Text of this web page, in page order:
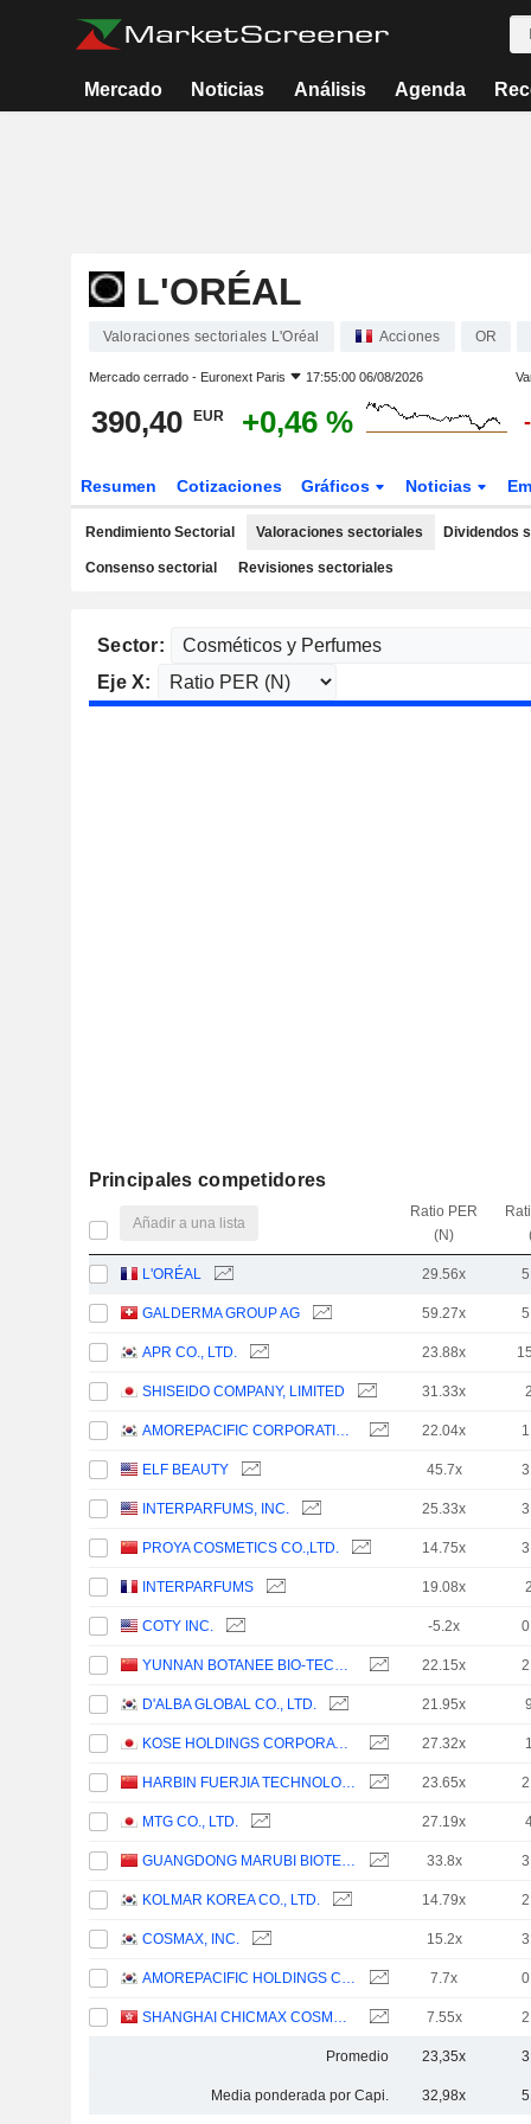
Mercado Noticias Análisis Agenda
L'ORÉAL
Valoraciones sectoriales L'Oréal Acciones OR
Mercado cerrado - Euronext Paris 17:55:00 06/08/2026
390,40 EUR +0,46 %
Resumen Cotizaciones Gráficos Noticias
Rendimiento Sectorial Valoraciones sectoriales Dividendos
Consenso sectorial Revisiones sectoriales
Sector:
Eje X:
Principales competidores
Añadir a una lista
Ratio PER
(N)
L'ORÉAL 29.56x
GALDERMA GROUP AG 59.27x
APR CO., LTD. 23.88x
SHISEIDO COMPANY, LIMITED 31.33x
AMOREPACIFIC CORPORATION 22.04x
ELF BEAUTY 45.7x
INTERPARFUMS, INC. 25.33x
PROYA COSMETICS CO.,LTD. 14.75x
INTERPARFUMS 19.08x
COTY INC. -5.2x
YUNNAN BOTANEE BIO-TECHNOLOGY GROUP CO.LTD 22.15x
D'ALBA GLOBAL CO., LTD. 21.95x
KOSE HOLDINGS CORPORATION 27.32x
HARBIN FUERJIA TECHNOLOGY CO., LTD. 23.65x
MTG CO., LTD. 27.19x
GUANGDONG MARUBI BIOTECHNOLOGY CO., LTD. 33.8x
KOLMAR KOREA CO., LTD. 14.79x
COSMAX, INC. 15.2x
AMOREPACIFIC HOLDINGS CORP. 7.7x
SHANGHAI CHICMAX COSMETIC CO., LTD. 7.55x
Promedio 23,35x
Media ponderada por Capi. 32,98x